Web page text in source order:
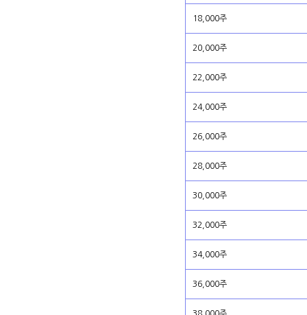
18,000주
20,000주
22,000주
24,000주
26,000주
28,000주
30,000주
32,000주
34,000주
36,000주